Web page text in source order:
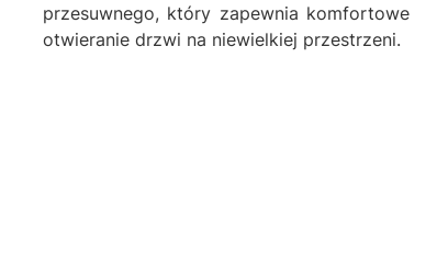
przesuwnego, który zapewnia komfortowe
otwieranie drzwi na niewielkiej przestrzeni.